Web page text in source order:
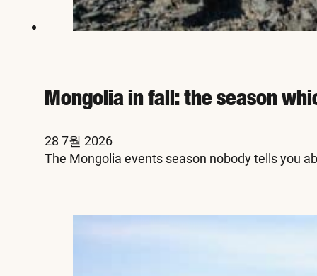
Mongolia in fall: the season
28 7월 2026
The Mongolia events season nobody tells you